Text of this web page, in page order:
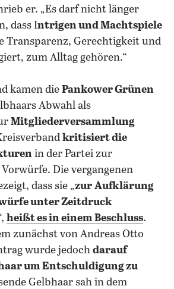
er. „Es darf nicht länger
dass Intrigen und Machtspiele
Transparenz, Gerechtigkeit und
zum Alltag gehören.“
kamen die Pankower Grünen
Abwahl als
Mitgliederversammlung
kritisiert die
in der Partei zur
Die vergangenen
dass sie „zur Aufklärung
unter Zeitdruck
heißt es in einem Beschluss.
zunächst von Andreas Otto
wurde jedoch darauf
um Entschuldigung zu
Gelbhaar sah in dem